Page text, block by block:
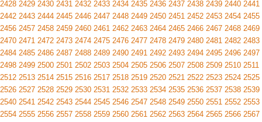
2428 2429 2430 2431 2432 2433 2434 2435 2436 2437 2438 2439 2440 2441
2442 2443 2444 2445 2446 2447 2448 2449 2450 2451 2452 2453 2454 2455
2456 2457 2458 2459 2460 2461 2462 2463 2464 2465 2466 2467 2468 2469
2470 2471 2472 2473 2474 2475 2476 2477 2478 2479 2480 2481 2482 2483
2484 2485 2486 2487 2488 2489 2490 2491 2492 2493 2494 2495 2496 2497
2498 2499 2500 2501 2502 2503 2504 2505 2506 2507 2508 2509 2510 2511
2512 2513 2514 2515 2516 2517 2518 2519 2520 2521 2522 2523 2524 2525
2526 2527 2528 2529 2530 2531 2532 2533 2534 2535 2536 2537 2538 2539
2540 2541 2542 2543 2544 2545 2546 2547 2548 2549 2550 2551 2552 2553
2554 2555 2556 2557 2558 2559 2560 2561 2562 2563 2564 2565 2566 2567